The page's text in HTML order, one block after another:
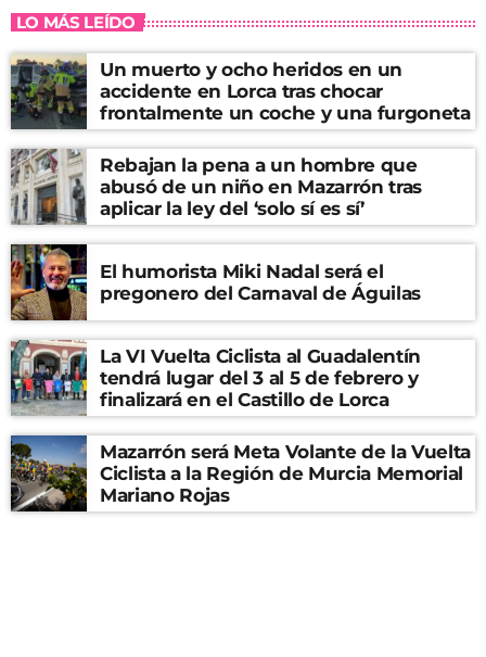
LO MÁS LEÍDO
Un muerto y ocho heridos en un
accidente en Lorca tras chocar
frontalmente un coche y una furgoneta
Rebajan la pena a un hombre que
abusó de un niño en Mazarrón tras
aplicar la ley del ‘solo sí es sí’
El humorista Miki Nadal será el
pregonero del Carnaval de Águilas
La VI Vuelta Ciclista al Guadalentín
tendrá lugar del 3 al 5 de febrero y
finalizará en el Castillo de Lorca
Mazarrón será Meta Volante de la Vuelta
Ciclista a la Región de Murcia Memorial
Mariano Rojas